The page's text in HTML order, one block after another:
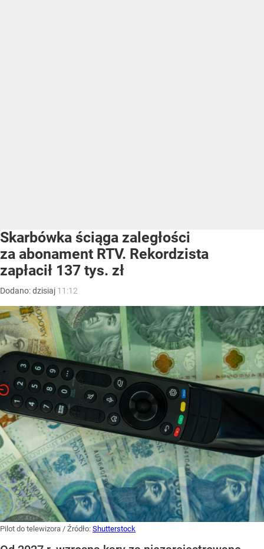
Skarbówka ściąga zaległości
za abonament RTV. Rekordzista
zapłacił 137 tys. zł
Dodano:dzisiaj 11:12
Pilot do telewizora / Źródło: Shutterstock